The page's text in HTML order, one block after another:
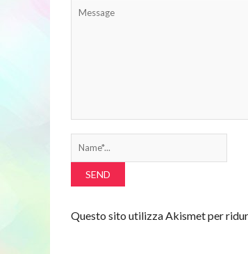
Questo sito utilizza Akismet per